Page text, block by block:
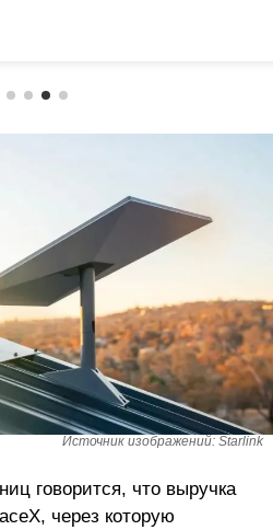
Источник изображений: Starlink
говорится, что выручка
через которую